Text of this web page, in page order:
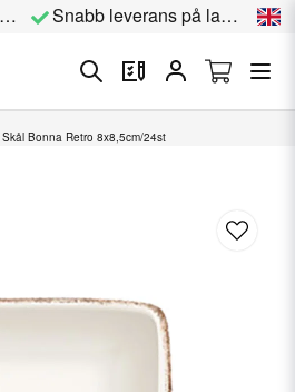
Snabb leverans på lagervara
Skål Bonna Retro 8x8,5cm/24st